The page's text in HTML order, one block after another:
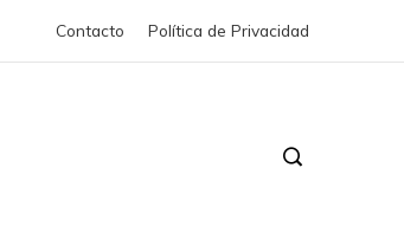
Contacto Política de Privacidad